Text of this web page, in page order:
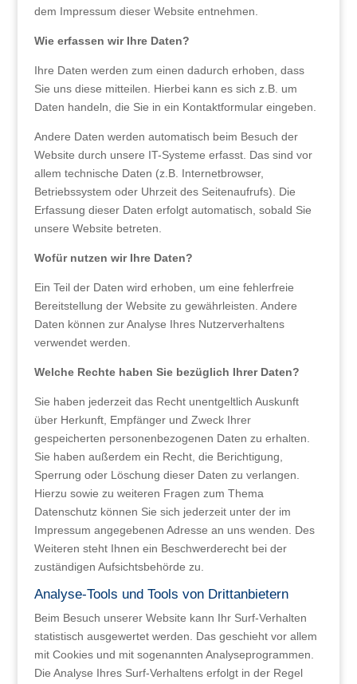
dem Impressum dieser Website entnehmen.
Wie erfassen wir Ihre Daten?
Ihre Daten werden zum einen dadurch erhoben, dass
Sie uns diese mitteilen. Hierbei kann es sich z.B. um
Daten handeln, die Sie in ein Kontaktformular eingeben.
Andere Daten werden automatisch beim Besuch der
Website durch unsere IT-Systeme erfasst. Das sind vor
allem technische Daten (z.B. Internetbrowser,
Betriebssystem oder Uhrzeit des Seitenaufrufs). Die
Erfassung dieser Daten erfolgt automatisch, sobald Sie
unsere Website betreten.
Wofür nutzen wir Ihre Daten?
Ein Teil der Daten wird erhoben, um eine fehlerfreie
Bereitstellung der Website zu gewährleisten. Andere
Daten können zur Analyse Ihres Nutzerverhaltens
verwendet werden.
Welche Rechte haben Sie bezüglich Ihrer Daten?
Sie haben jederzeit das Recht unentgeltlich Auskunft
über Herkunft, Empfänger und Zweck Ihrer
gespeicherten personenbezogenen Daten zu erhalten.
Sie haben außerdem ein Recht, die Berichtigung,
Sperrung oder Löschung dieser Daten zu verlangen.
Hierzu sowie zu weiteren Fragen zum Thema
Datenschutz können Sie sich jederzeit unter der im
Impressum angegebenen Adresse an uns wenden. Des
Weiteren steht Ihnen ein Beschwerderecht bei der
zuständigen Aufsichtsbehörde zu.
Analyse-Tools und Tools von Drittanbietern
Beim Besuch unserer Website kann Ihr Surf-Verhalten
statistisch ausgewertet werden. Das geschieht vor allem
mit Cookies und mit sogenannten Analyseprogrammen.
Die Analyse Ihres Surf-Verhaltens erfolgt in der Regel